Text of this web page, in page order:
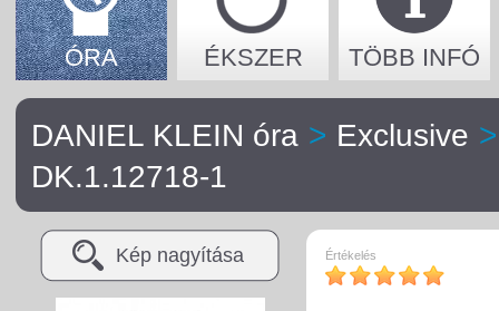
ÓRA ÉKSZER TÖBB INFÓ
DANIEL KLEIN óra > Exclusive >
DK.1.12718-1
Értékelés
Kép nagyítása